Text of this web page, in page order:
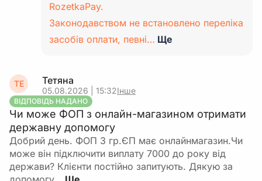
RozetkaPay.
Законодавством не встановлено переліка
засобів оплати, певні… Ще
ТЕ Тетяна
05.08.2026 | 15:32Інше
ВІДПОВІДЬ НАДАНО
Чи може ФОП з онлайн-магазином отримати
державну допомогу
Добрий день. ФОП 3 гр.ЄП має онлайнмагазин.Чи
може він підключити виплату 7000 до року від
держави? Клієнти постійно запитують. Дякую за